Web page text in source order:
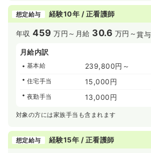
想定給与 経験10年 / 正看護師
年収459 万円～ 月給 30.6 万円～賞与
月給内訳
基本給 239,800円～
住宅手当 15,000円
夜勤手当 13,000円
対象の方には家族手当も含まれます
想定給与 経験15年 / 正看護師